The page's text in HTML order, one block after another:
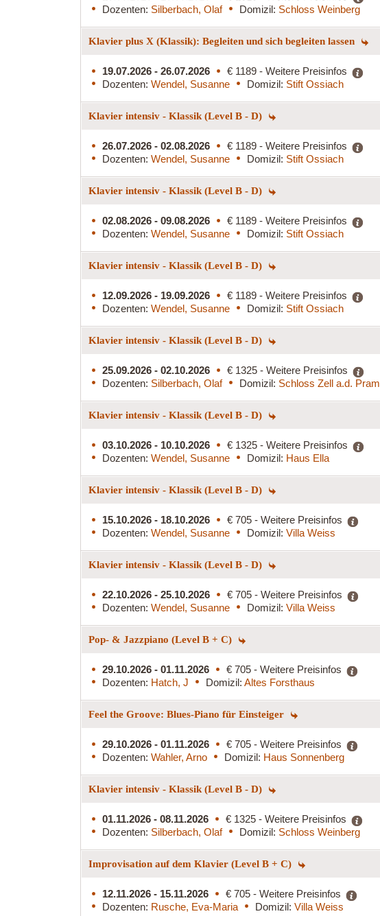
Dozenten: Silberbach, Olaf Domizil: Schloss Weinberg
Klavier plus X (Klassik): Begleiten und sich begleiten lassen
19.07.2026 - 26.07.2026
€ 1189 - Weitere Preisinfos
Dozenten: Wendel, Susanne Domizil: Stift Ossiach
Klavier intensiv - Klassik (Level B - D)
26.07.2026 - 02.08.2026
€ 1189 - Weitere Preisinfos
Dozenten: Wendel, Susanne Domizil: Stift Ossiach
Klavier intensiv - Klassik (Level B - D)
02.08.2026 - 09.08.2026
€ 1189 - Weitere Preisinfos
Dozenten: Wendel, Susanne Domizil: Stift Ossiach
Klavier intensiv - Klassik (Level B - D)
12.09.2026 - 19.09.2026
€ 1189 - Weitere Preisinfos
Dozenten: Wendel, Susanne Domizil: Stift Ossiach
Klavier intensiv - Klassik (Level B - D)
25.09.2026 - 02.10.2026
€ 1325 - Weitere Preisinfos
Dozenten: Silberbach, Olaf Domizil: Schloss Zell a.d. Pram
Klavier intensiv - Klassik (Level B - D)
03.10.2026 - 10.10.2026
€ 1325 - Weitere Preisinfos
Dozenten: Wendel, Susanne Domizil: Haus Ella
Klavier intensiv - Klassik (Level B - D)
15.10.2026 - 18.10.2026
€ 705 - Weitere Preisinfos
Dozenten: Wendel, Susanne Domizil: Villa Weiss
Klavier intensiv - Klassik (Level B - D)
22.10.2026 - 25.10.2026
€ 705 - Weitere Preisinfos
Dozenten: Wendel, Susanne Domizil: Villa Weiss
Pop- & Jazzpiano (Level B + C)
29.10.2026 - 01.11.2026
€ 705 - Weitere Preisinfos
Dozenten: Hatch, J Domizil: Altes Forsthaus
Feel the Groove: Blues-Piano für Einsteiger
29.10.2026 - 01.11.2026
€ 705 - Weitere Preisinfos
Dozenten: Wahler, Arno Domizil: Haus Sonnenberg
Klavier intensiv - Klassik (Level B - D)
01.11.2026 - 08.11.2026
€ 1325 - Weitere Preisinfos
Dozenten: Silberbach, Olaf Domizil: Schloss Weinberg
Improvisation auf dem Klavier (Level B + C)
12.11.2026 - 15.11.2026
€ 705 - Weitere Preisinfos
Dozenten: Rusche, Eva-Maria Domizil: Villa Weiss